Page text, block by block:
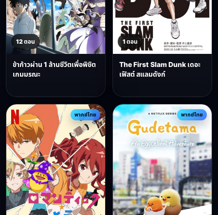
12 ตอน
ข้าก้าวผ่าน 1 ล้านชีวิตเพื่อพิชิต
เกมมรณะ
1 ตอน
The First Slam Dunk เดอะ
เฟิสต์ สแลมดังก์
พากย์ไทย พากย์ไทย